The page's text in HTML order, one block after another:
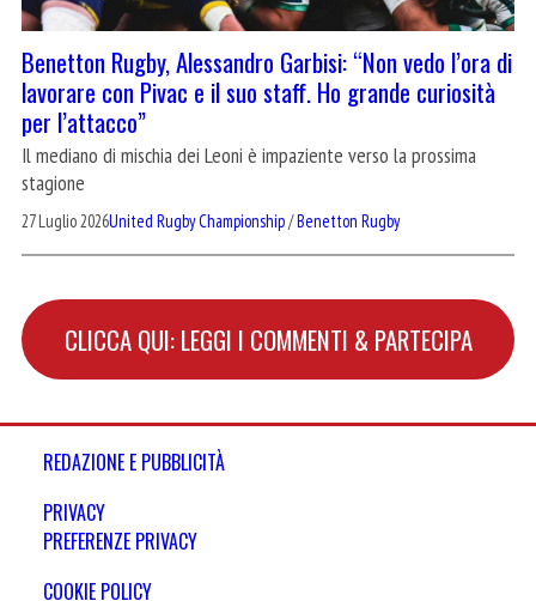
Benetton Rugby, Alessandro Garbisi: “Non vedo l’ora di
lavorare con Pivac e il suo staff. Ho grande curiosità
per l’attacco”
Il mediano di mischia dei Leoni è impaziente verso la prossima
stagione
27 Luglio 2026United Rugby Championship/Benetton Rugby
CLICCA QUI: LEGGI I COMMENTI & PARTECIPA
REDAZIONE E PUBBLICITÀ
PRIVACY
PREFERENZE PRIVACY
COOKIE POLICY